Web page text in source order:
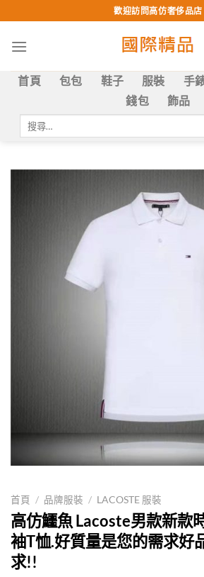
to
content
歡迎訪問高仿奢侈品店
首頁 包包 鞋子 服裝 手
錢包
飾品
首頁 / 品牌服裝 / LACOSTE 服裝
高仿鱷魚 Lacoste男款新款
袖T恤.好質量是您的需求好
求!!